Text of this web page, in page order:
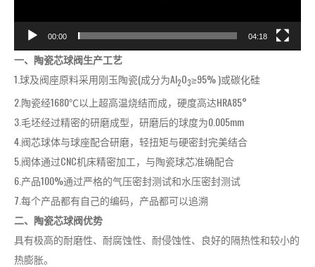
00:00 04:18
一、陶瓷芯球阀生产工艺
1.球及阀座原料采用刚玉陶瓷(成分为Al2O3≥95% )或碳化硅
2.陶瓷经1680℃以上超高温烧结而成，硬度高达HRA85°
3.毛坯经过精密的研磨成型，研磨后的球度为0.005mm
4.阀芯球体与球座配合研磨，轻扭矩与硬密封完美结合
5.阀体通过CNC机床精密加工，与陶瓷球芯准确配合
6.产品100%通过严格的气压密封测试和水压密封测试
7.每个产品都有自己的编码，产品都可以追溯
二、陶瓷芯球阀优势
具有极高的耐磨性、耐腐蚀性、耐侵蚀性、良好的隔热性和较小的
热膨胀。